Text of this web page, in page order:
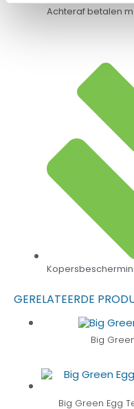
Achteraf betalen
GERELATEERDE
Big
Big Green Egg